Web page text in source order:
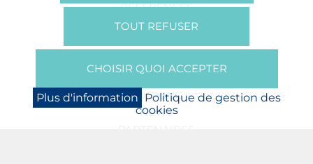
RÉFÉRENCES
SUR NOUS
Presse
BOOKING
NEWS
PARTENAIRES
TOUT REFUSER
CHOISIR QUOI ACCEPTER
Plus d'information Politique de gestion des
cookies